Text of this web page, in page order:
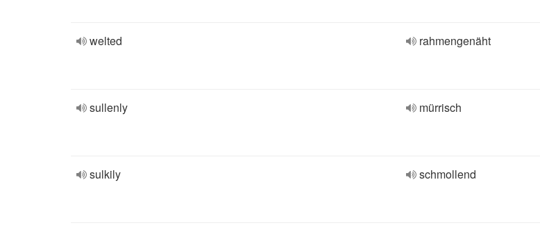
welted rahmengenäht
sullenly mürrisch
sulkily schmollend